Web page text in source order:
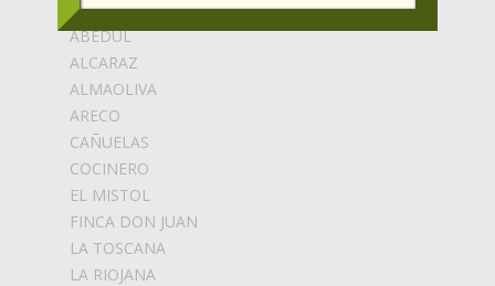
ABEDUL
ALCARAZ
ALMAOLIVA
ARECO
CAÑUELAS
COCINERO
EL MISTOL
FINCA DON JUAN
LA TOSCANA
LA RIOJANA